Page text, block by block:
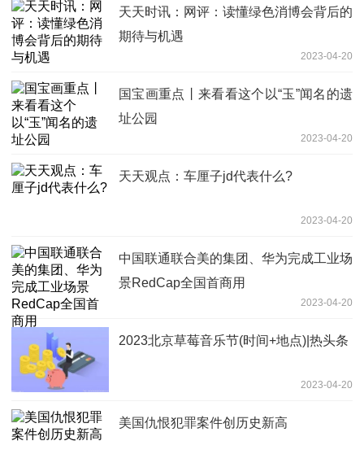
天天时讯：网评：读懂绿色消博会背后的
期待与机遇
2023-04-20
国宝画重点丨来看看这个以“玉”闻名的遗
址公园
2023-04-20
天天观点：车厘子jd代表什么?
2023-04-20
中国联通联合美的集团、华为完成工业场
景RedCap全国首商用
2023-04-20
2023北京草莓音乐节(时间+地点)|热头条
2023-04-20
美国仇恨犯罪案件创历史新高